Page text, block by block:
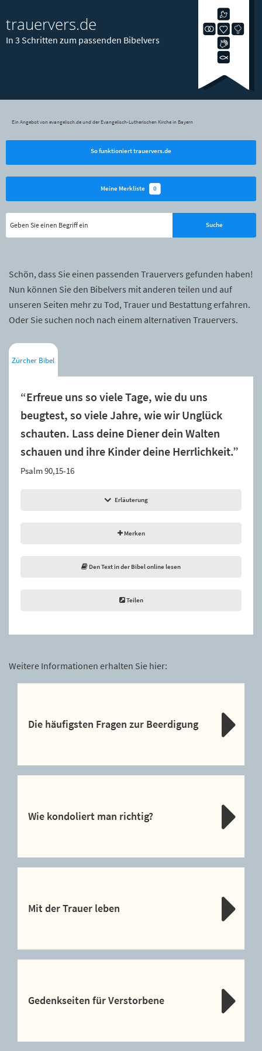
trauervers.de
In 3 Schritten zum passenden Bibelvers
Ein Angebot von evangelisch.de und der Evangelisch-Lutherischen Kirche in Bayern
So funktioniert trauervers.de
Meine Merkliste 0
Schön, dass Sie einen passenden Trauervers gefunden haben!
Nun können Sie den Bibelvers mit anderen teilen und auf
unseren Seiten mehr zu Tod, Trauer und Bestattung erfahren.
Oder Sie suchen noch nach einem alternativen Trauervers.
Zürcher Bibel
“Erfreue uns so viele Tage, wie du uns
beugtest, so viele Jahre, wie wir Unglück
schauten. Lass deine Diener dein Walten
schauen und ihre Kinder deine Herrlichkeit.”
Psalm 90,15-16
Erläuterung
Merken
Den Text in der Bibel online lesen
Teilen
Weitere Informationen erhalten Sie hier:
Die häufigsten Fragen zur Beerdigung
Wie kondoliert man richtig?
Mit der Trauer leben
Gedenkseiten für Verstorbene